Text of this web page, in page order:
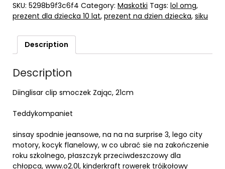
SKU: 5298b9f3c6f4 Category: Maskotki Tags: lol omg,
prezent dla dziecka 10 lat, prezent na dzien dziecka, siku
Description
Description
Diinglisar clip smoczek Zając, 21cm
Teddykompaniet
sinsay spodnie jeansowe, na na na surprise 3, lego city
motory, kocyk flanelowy, w co ubrać sie na zakończenie
roku szkolnego, płaszczyk przeciwdeszczowy dla
chłopca, www.o2.0l, kinderkraft rowerek trójkołowy